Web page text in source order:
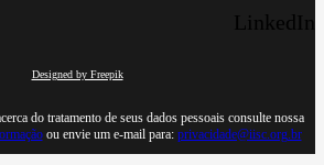
LinkedIn
Designed by Freepik
do tratamento de seus dados pessoais consulte nossa
ou envie um e-mail para: privacidade@iisc.org.br